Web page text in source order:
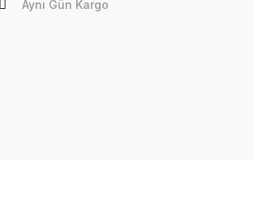
Aynı Gün Kargo